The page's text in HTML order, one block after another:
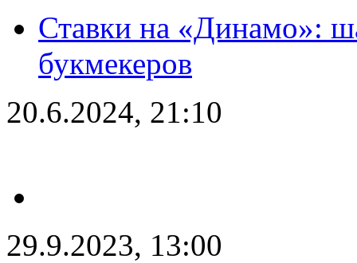
Ставки на «Динамо»:
букмекеров
20.6.2024, 21:10
29.9.2023, 13:00